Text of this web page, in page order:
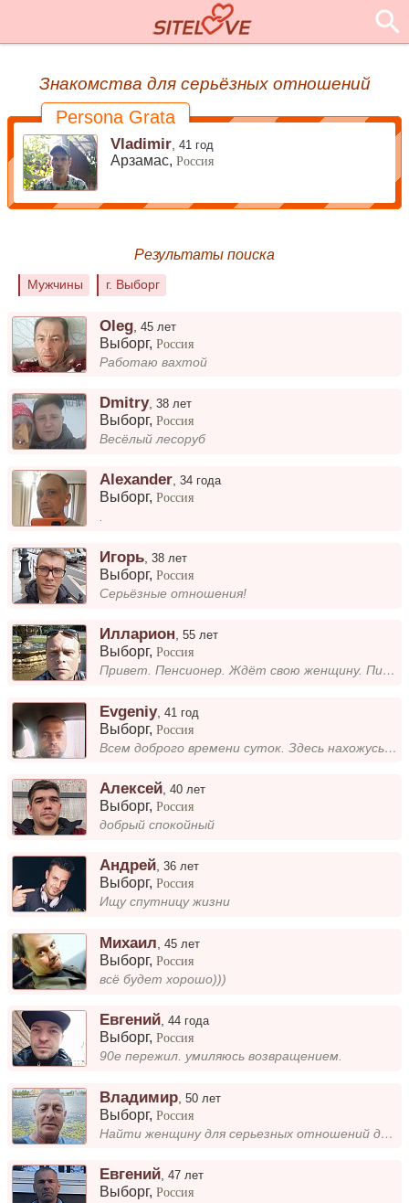
Знакомства для серьёзных отношений
Persona Grata
Vladimir ,41 год
Арзамас,Россия
Результаты поиска
Мужчины г. Выборг
Oleg ,45 лет
Выборг,Россия
Работаю вахтой
Dmitry,38 лет
Выборг,Россия
Весёлый лесоруб
Alexander,34 года
Выборг,Россия
Игорь ,38 лет
Выборг,Россия
Серьёзные отношения!
Илларион ,55 лет
Выборг,Россия
Привет. Пенсионер. Ждёт свою женщину. Пишите, кто согласен на переезд.
Evgeniy,41 год
Выборг,Россия
Всем доброго времени суток. Здесь нахожусь с одной целью, найти родную душу.
Алексей ,40 лет
Выборг,Россия
добрый спокойный
Андрей,36 лет
Выборг,Россия
Ищу спутницу жизни
Михаил ,45 лет
Выборг,Россия
всё будет хорошо)))
Евгений ,44 года
Выборг,Россия
90е пережил. умиляюсь возвращением.
Владимир ,50 лет
Выборг,Россия
Найти женщину для серьезных отношений дети взрослые живут отдельно работаю строителем живу в Выборге
Евгений ,47 лет
Выборг,Россия